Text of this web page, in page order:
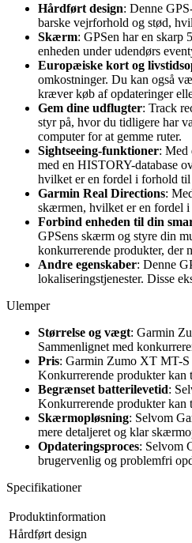
Hårdført design: Denne
barske vejrforhold og stød,
Skærm: GPSen har en skarp
enheden under udendørs
Europæiske kort og
omkostninger. Du kan også
kræver køb af opdateringer
Gem dine udflugter: Track
styr på, hvor du tidligere har
computer for at gemme ruter.
Sightseeing-funktioner: Med
med en HISTORY-database
hvilket er en fordel i forhold til
Garmin Real Directions:
skærmen, hvilket er en fordel
Forbind enheden til din
GPSens skærm og styre din
konkurrerende produkter, der
Andre egenskaber: Denne
lokaliseringstjenester. Disse
Ulemper
Størrelse og vægt: Garmin
Sammenlignet med
Pris: Garmin Zumo XT MT-S
Konkurrerende produkter
Begrænset batterilevetid:
Konkurrerende produkter kan
Skærmopløsning: Selvom
mere detaljeret og klar
Opdateringsproces: Selvom
brugervenlig og problemfri
Specifikationer
Produktinformation
Hårdført design